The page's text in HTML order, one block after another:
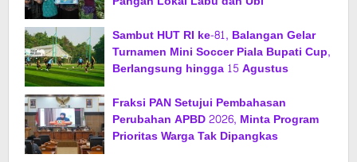
Sambut HUT RI ke-81, Balangan Gelar
Turnamen Mini Soccer Piala Bupati Cup,
Berlangsung hingga 15 Agustus
Fraksi PAN Setujui Pembahasan
Perubahan APBD 2026, Minta Program
Prioritas Warga Tak Dipangkas